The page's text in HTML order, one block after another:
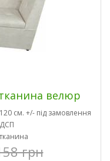
велюр
120 см. +/- під замовлення
ДСП
тканина
грн